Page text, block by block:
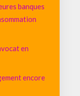
banques
en
encore